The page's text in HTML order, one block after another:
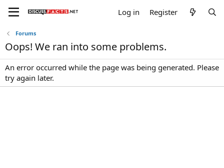
Log in Register
Forums
Oops! We ran into some problems.
An error occurred while the page was being generated. Please
try again later.